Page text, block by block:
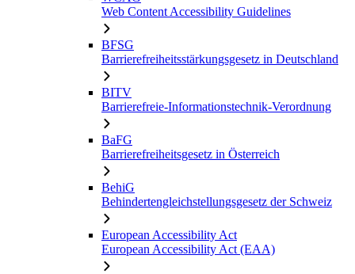
Web Content Accessibility Guidelines
BFSG
Barrierefreiheitsstärkungsgesetz in Deutschland
BITV
Barrierefreie-Informationstechnik-Verordnung
BaFG
Barrierefreiheitsgesetz in Österreich
BehiG
Behindertengleichstellungsgesetz der Schweiz
European Accessibility Act
European Accessibility Act (EAA)